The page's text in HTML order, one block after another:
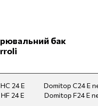
бак
24 Е
24 Е
Domitop C24 Е
Domitop F24 Е